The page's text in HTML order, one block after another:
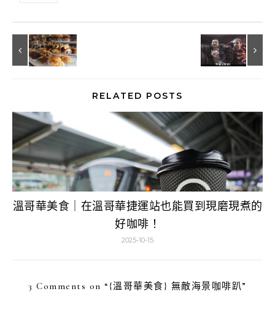
RELATED POSTS
溫哥華美食｜在溫哥華捷運站也能買到現磨現煮的
好咖啡！
2025-10-15
3 Comments on “{溫哥華美食} 無敵海景咖啡趴”